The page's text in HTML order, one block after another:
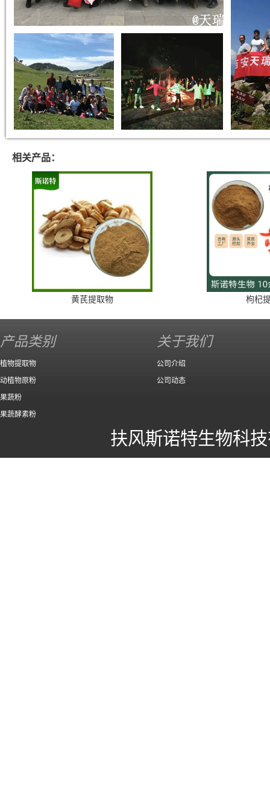
相关产品：
黄芪提取物 枸杞
产品类别
植物提取物
动植物原粉
果蔬粉
果蔬酵素粉
关于我们
公司介绍
公司动态
扶风斯诺特生物科